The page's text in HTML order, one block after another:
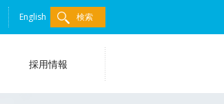
English 検索
採用情報